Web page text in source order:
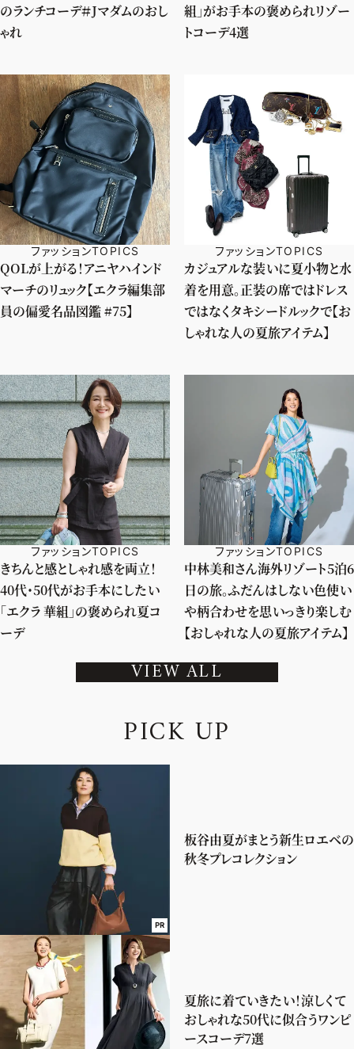
のランチコーデ＃Jマダムのおし
ゃれ
組」がお手本の褒められリゾー
トコーデ4選
ファッションTOPICS
QOLが上がる！アニヤハインド
マーチのリュック【エクラ編集部
員の偏愛名品図鑑 #75】
ファッションTOPICS
カジュアルな装いに夏小物と水
着を用意。正装の席ではドレス
ではなくタキシードルックで【お
しゃれな人の夏旅アイテム】
ファッションTOPICS
きちんと感としゃれ感を両立！
40代・50代がお手本にしたい
「エクラ 華組」の褒められ夏コ
ーデ
ファッションTOPICS
中林美和さん海外リゾート5泊6
日の旅。ふだんはしない色使い
や柄合わせを思いっきり楽しむ
【おしゃれな人の夏旅アイテム】
VIEW ALL
PICK UP
PR
板谷由夏がまとう新生ロエベの
秋冬プレコレクション
夏旅に着ていきたい！涼しくて
おしゃれな50代に似合うワンピ
ースコーデ7選